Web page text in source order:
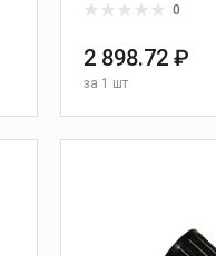
0
2 898.72 ₽
за 1 шт